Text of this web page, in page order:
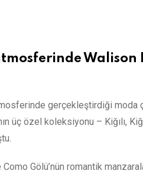
Walison
gerçekleştirdiği
üç özel koleksiyonu – Kiğılı,
Gölü’nün romantik